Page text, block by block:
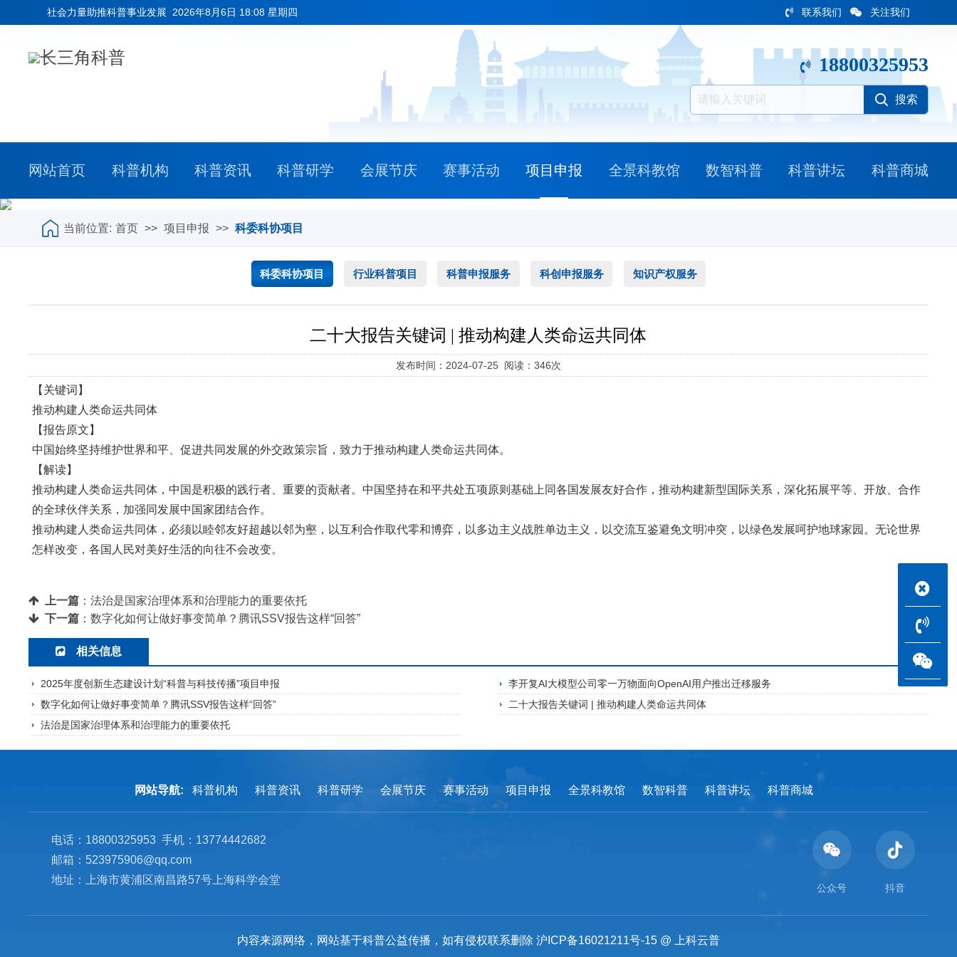
社会力量助推科普事业发展 2026年8月6日 18:08 星期四 联系我们 关注我们
18800325953
网站首页 科普机构 科普资讯 科普研学 会展节庆 赛事活动 项目申报 全景科教馆 数智科普 科普讲坛 科普商城
当前位置: 首页 >> 项目申报 >> 科委科协项目
科委科协项目 行业科普项目 科普申报服务 科创申报服务 知识产权服务
二十大报告关键词 | 推动构建人类命运共同体
发布时间：2024-07-25 阅读：346次
【关键词】
推动构建人类命运共同体
【报告原文】
中国始终坚持维护世界和平、促进共同发展的外交政策宗旨，致力于推动构建人类命运共同体。
【解读】
推动构建人类命运共同体，中国是积极的践行者、重要的贡献者。中国坚持在和平共处五项原则基础上同各国发展友好合作，推动构建新型国际关系，深化拓展平等、开放、合作
的全球伙伴关系，加强同发展中国家团结合作。
推动构建人类命运共同体，必须以睦邻友好超越以邻为壑，以互利合作取代零和博弈，以多边主义战胜单边主义，以交流互鉴避免文明冲突，以绿色发展呵护地球家园。无论世界
怎样改变，各国人民对美好生活的向往不会改变。
上一篇 ：法治是国家治理体系和治理能力的重要依托
下一篇 ：数字化如何让做好事变简单？腾讯SSV报告这样“回答”
相关信息
2025年度创新生态建设计划“科普与科技传播”项目申报
李开复AI大模型公司零一万物面向OpenAI用户推出迁移服务
数字化如何让做好事变简单？腾讯SSV报告这样“回答”
二十大报告关键词 | 推动构建人类命运共同体
法治是国家治理体系和治理能力的重要依托
网站导航: 科普机构 科普资讯 科普研学 会展节庆 赛事活动 项目申报 全景科教馆 数智科普 科普讲坛 科普商城
电话：18800325953 手机：13774442682
邮箱：523975906@qq.com
地址：上海市黄浦区南昌路57号上海科学会堂
公众号 抖音
内容来源网络，网站基于科普公益传播，如有侵权联系删除 沪ICP备16021211号-15 @ 上科云普